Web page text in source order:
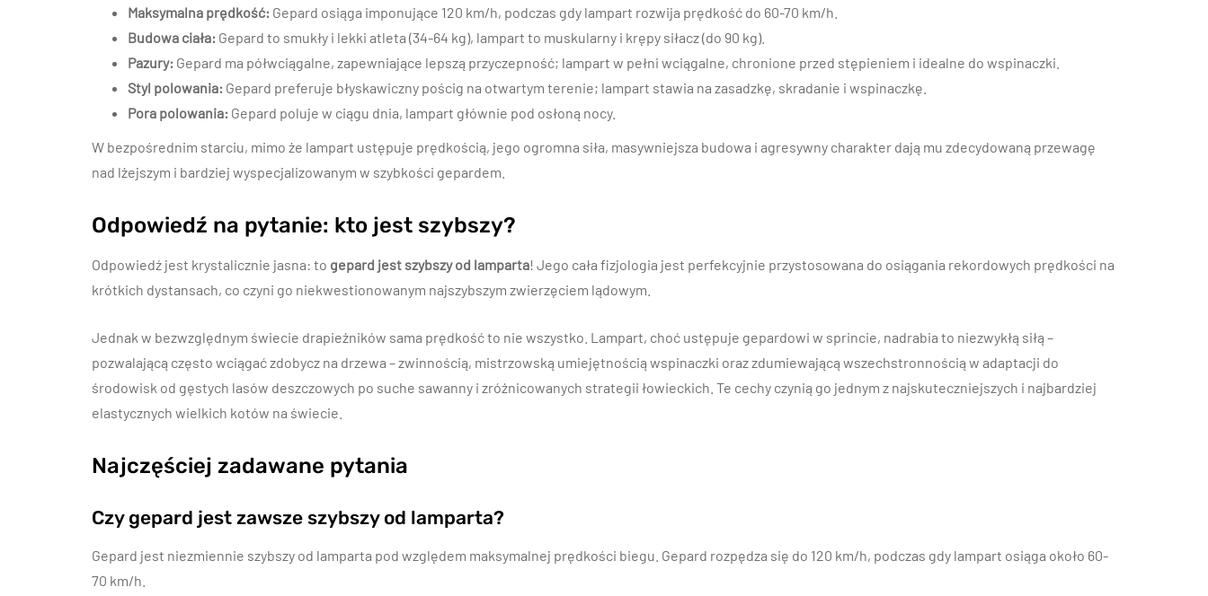
Maksymalna prędkość: Gepard osiąga imponujące 120 km/h, podczas gdy lampart rozwija prędkość do 60-70 km/h.
Budowa ciała: Gepard to smukły i lekki atleta (34-64 kg), lampart to muskularny i krępy siłacz (do 90 kg).
Pazury: Gepard ma półwciągalne, zapewniające lepszą przyczepność; lampart w pełni wciągalne, chronione przed stępieniem i idealne do wspinaczki.
Styl polowania: Gepard preferuje błyskawiczny pościg na otwartym terenie; lampart stawia na zasadzkę, skradanie i wspinaczkę.
Pora polowania: Gepard poluje w ciągu dnia, lampart głównie pod osłoną nocy.
W bezpośrednim starciu, mimo że lampart ustępuje prędkością, jego ogromna siła, masywniejsza budowa i agresywny charakter dają mu zdecydowaną przewagę
nad lżejszym i bardziej wyspecjalizowanym w szybkości gepardem.
Odpowiedź na pytanie: kto jest szybszy?
Odpowiedź jest krystalicznie jasna: to gepard jest szybszy od lamparta! Jego cała fizjologia jest perfekcyjnie przystosowana do osiągania rekordowych prędkości na
krótkich dystansach, co czyni go niekwestionowanym najszybszym zwierzęciem lądowym.
Jednak w bezwzględnym świecie drapieżników sama prędkość to nie wszystko. Lampart, choć ustępuje gepardowi w sprincie, nadrabia to niezwykłą siłą –
pozwalającą często wciągać zdobycz na drzewa – zwinnością, mistrzowską umiejętnością wspinaczki oraz zdumiewającą wszechstronnością w adaptacji do
środowisk od gęstych lasów deszczowych po suche sawanny i zróżnicowanych strategii łowieckich. Te cechy czynią go jednym z najskuteczniejszych i najbardziej
elastycznych wielkich kotów na świecie.
Najczęściej zadawane pytania
Czy gepard jest zawsze szybszy od lamparta?
Gepard jest niezmiennie szybszy od lamparta pod względem maksymalnej prędkości biegu. Gepard rozpędza się do 120 km/h, podczas gdy lampart osiąga około 60-
70 km/h.